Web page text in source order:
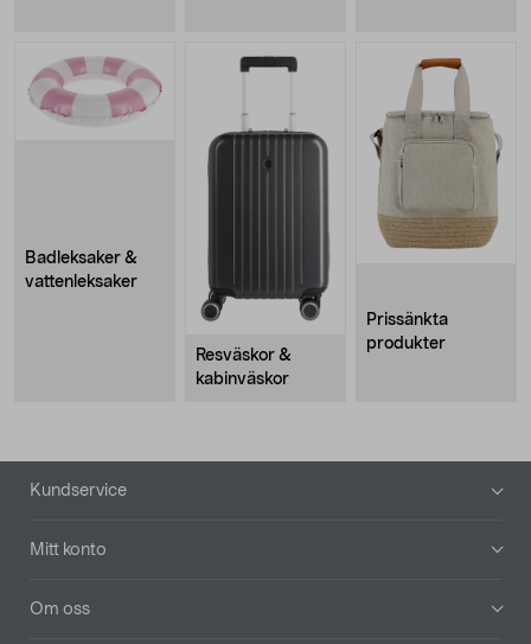
Badleksaker &
vattenleksaker
Resväskor &
kabinväskor
Prissänkta
produkter
Sidfot
Kundservice
Mitt konto
Om oss